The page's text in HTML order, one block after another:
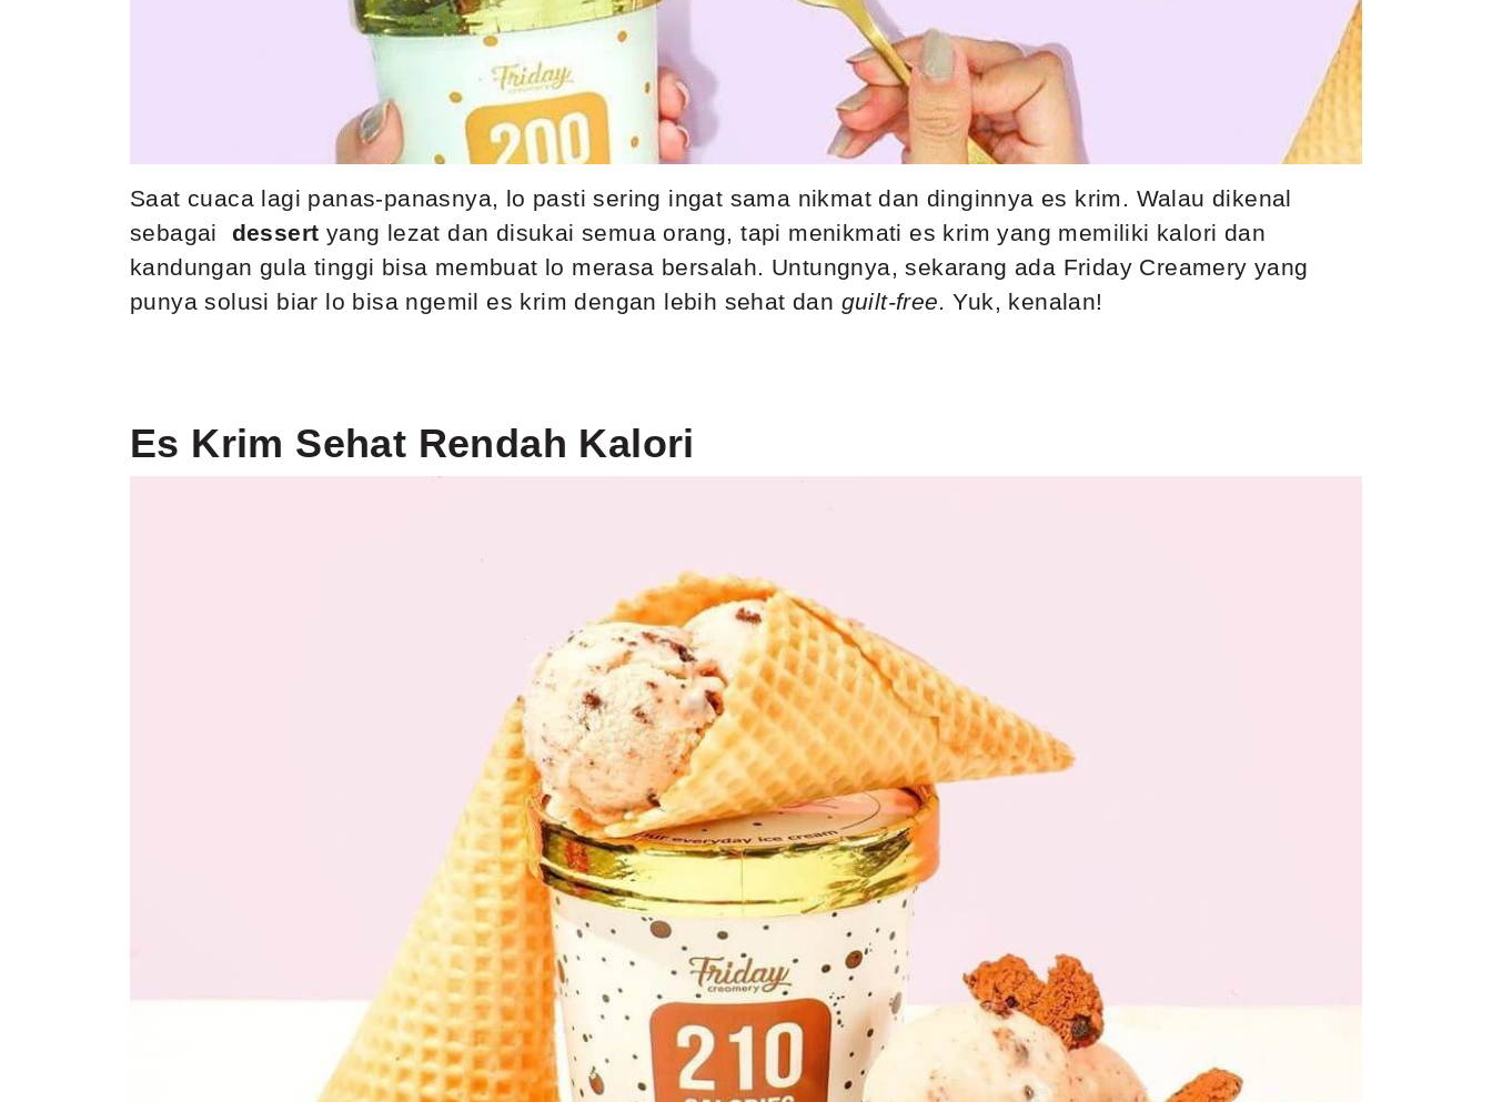
Saat cuaca lagi panas-panasnya, lo pasti sering ingat sama nikmat dan dinginnya es krim. Walau dikenal
sebagai
dessert yang lezat dan disukai semua orang, tapi menikmati es krim yang memiliki kalori dan
kandungan gula tinggi bisa membuat lo merasa bersalah. Untungnya, sekarang ada Friday Creamery yang
punya solusi biar lo bisa ngemil es krim dengan lebih sehat dan guilt-free.Yuk, kenalan!
Es Krim Sehat Rendah Kalori